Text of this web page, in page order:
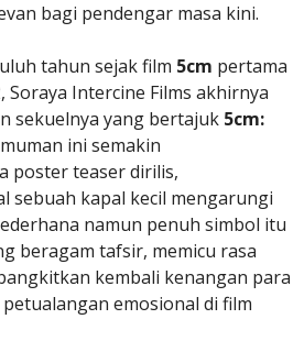
bagi pendengar masa kini.
tahun sejak film 5cm pertama
Soraya Intercine Films akhirnya
sekuelnya yang bertajuk 5cm:
ini semakin
poster teaser dirilis,
sebuah kapal kecil mengarungi
namun penuh simbol itu
beragam tafsir, memicu rasa
kembali kenangan para
emosional di film